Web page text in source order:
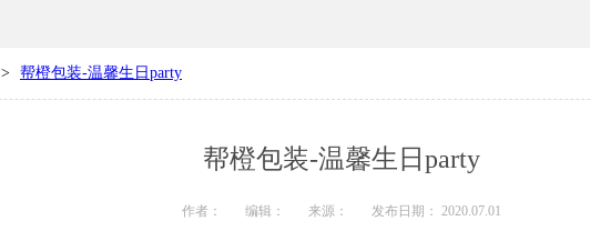
包装纸盒生产厂家 河南礼品盒定制
> 帮橙包装-温馨生日party
帮橙包装-温馨生日party
作者： 编辑： 来源： 发布日期： 2020.07.01